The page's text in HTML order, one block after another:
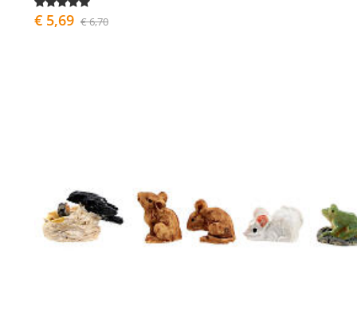
€ 5,69 € 6,70